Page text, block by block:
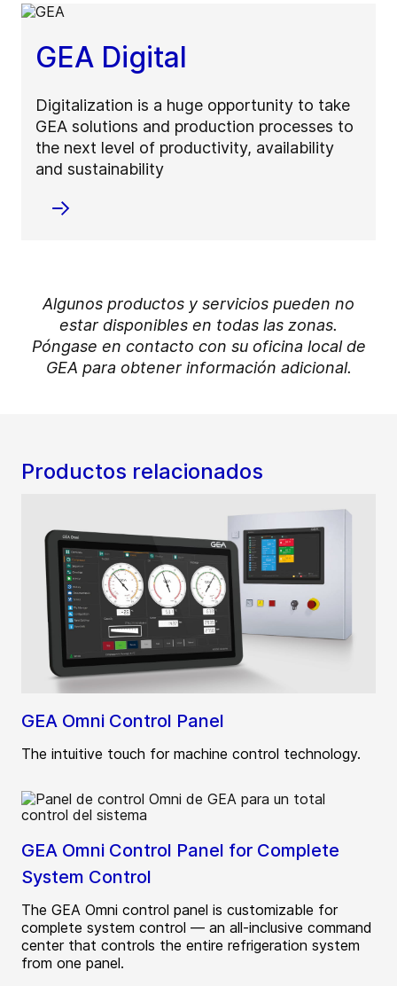
GEA Digital
Digitalization is a huge opportunity to take
GEA solutions and production processes to
the next level of productivity, availability
and sustainability
Algunos productos y servicios pueden no
estar disponibles en todas las zonas.
Póngase en contacto con su oficina local de
GEA para obtener información adicional.
Productos relacionados
GEA Omni Control Panel
The intuitive touch for machine control technology.
GEA Omni Control Panel for Complete
System Control
The GEA Omni control panel is customizable for
complete system control — an all-inclusive command
center that controls the entire refrigeration system
from one panel.